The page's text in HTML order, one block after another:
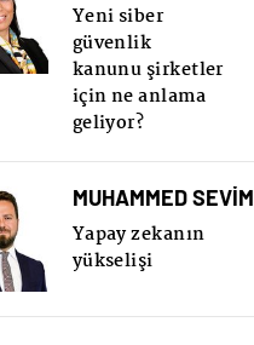
Yeni siber
güvenlik
kanunu şirketler
için ne anlama
geliyor?
MUHAMMED SEVİM
Yapay zekanın
yükselişi